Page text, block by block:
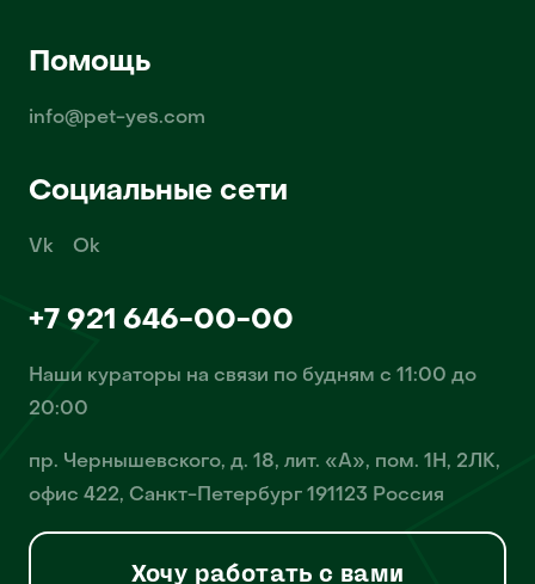
Помощь
info@pet-yes.com
Социальные сети
Vk Ok
+7 921 646-00-00
Наши кураторы на связи по будням с 11:00 до
20:00
пр. Чернышевского, д. 18, лит. «А», пом. 1Н, 2ЛК,
офис 422, Санкт-Петербург 191123 Россия
Хочу работать с вами